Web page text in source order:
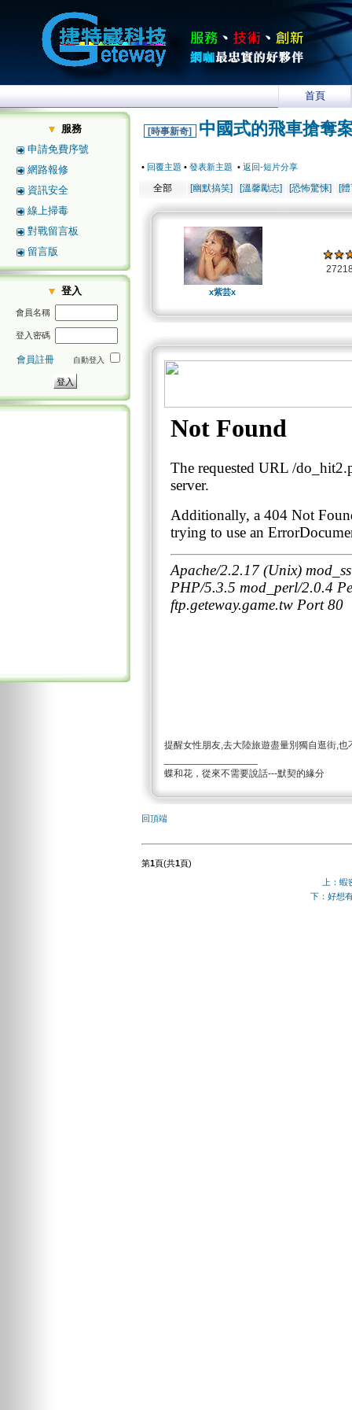
首頁
服務
申請免費序號
網路報修
資訊安全
線上掃毒
對戰留言板
留言版
登入
會員名稱
登入密碼
會員註冊 自動登入
[時事新奇] 中國式的飛車搶奪
• 回覆主題 • 發表新主題 • 返回-短片分享
全部 [幽默搞笑] [溫馨勵志] [恐怖驚悚] [
x紫芸x
提醒女性朋友,去大陸旅遊盡量別獨自逛街,
蝶和花，從來不需要說話---默契的緣分
回頂端
第1頁(共1頁)
上：
下：好想